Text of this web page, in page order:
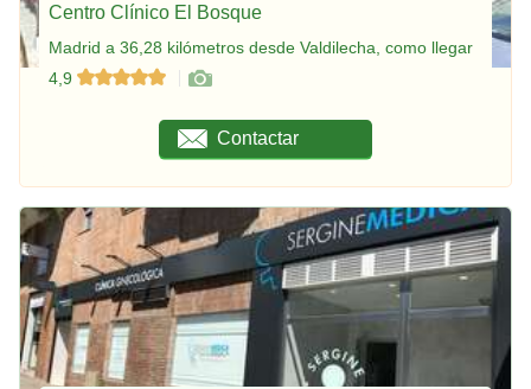
Centro Clínico El Bosque
Madrid a 36,28 kilómetros desde Valdilecha, como llegar
4,9
Contactar